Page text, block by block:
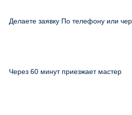
Делаете заявку По телефону или
Через 60 минут приезжает мастер